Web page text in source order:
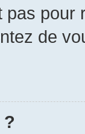
pas pour
de
?